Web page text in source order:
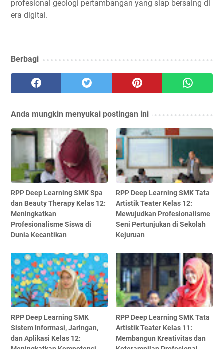
profesional geologi pertambangan yang siap bersaing di
era digital.
Berbagi
Anda mungkin menyukai postingan ini
RPP Deep Learning SMK Spa
dan Beauty Therapy Kelas 12:
Meningkatkan
Profesionalisme Siswa di
Dunia Kecantikan
RPP Deep Learning SMK Tata
Artistik Teater Kelas 12:
Mewujudkan Profesionalisme
Seni Pertunjukan di Sekolah
Kejuruan
RPP Deep Learning SMK
Sistem Informasi, Jaringan,
dan Aplikasi Kelas 12:
RPP Deep Learning SMK Tata
Artistik Teater Kelas 11:
Membangun Kreativitas dan